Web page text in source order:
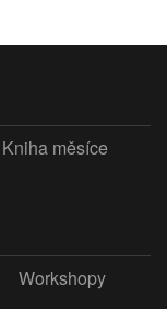
Kniha měsíce
Workshopy